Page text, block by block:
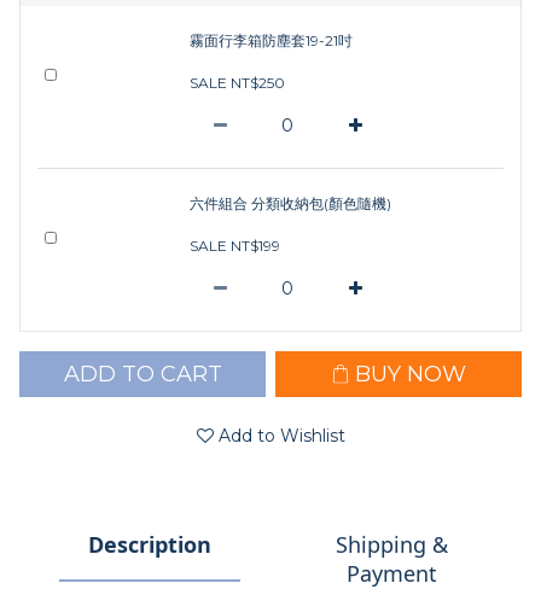
霧面行李箱防塵套19-21吋
SALE NT$250
六件組合 分類收納包(顏色隨機)
SALE NT$199
ADD TO CART BUY NOW
Add to Wishlist
Description
Shipping &
Payment